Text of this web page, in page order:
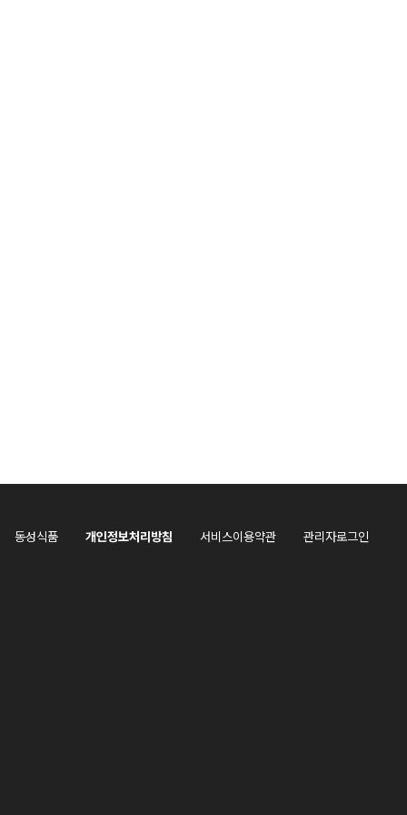
동성식품 개인정보처리방침 서비스이용약관 관리자로그인